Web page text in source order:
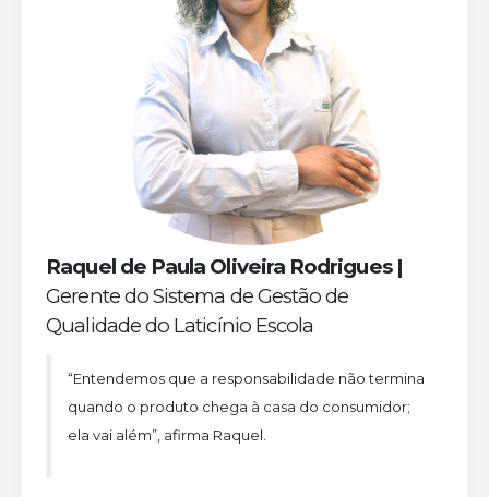
Raquel de Paula Oliveira Rodrigues |
Gerente do Sistema de Gestão de
Qualidade do Laticínio Escola
“Entendemos que a responsabilidade não termina
quando o produto chega à casa do consumidor;
ela vai além”, afirma Raquel.